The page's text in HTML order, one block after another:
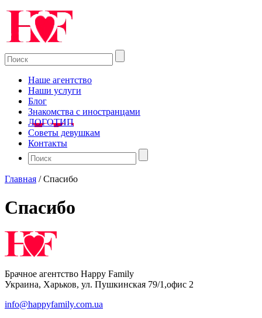
Наше агентство
Наши услуги
Блог
Знакомства с иностранцами
ЛОГОТИП
Советы девушкам
Контакты
Главная /Спасибо
Спасибо
Брачное агентство Happy Family
Украина, Харьков, ул. Пушкинская 79/1,офис 2
info@happyfamily.com.ua